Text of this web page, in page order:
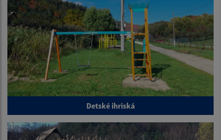
Detské ihriská